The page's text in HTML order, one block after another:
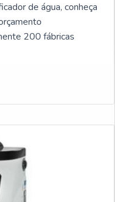
de água, conheça
200 fábricas